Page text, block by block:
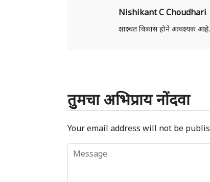
Nishikant C Choudhari
शाश्वत विकास होने आवश्यक आहे.
तुमचा अभिप्राय नोंदवा
Your email address will not be